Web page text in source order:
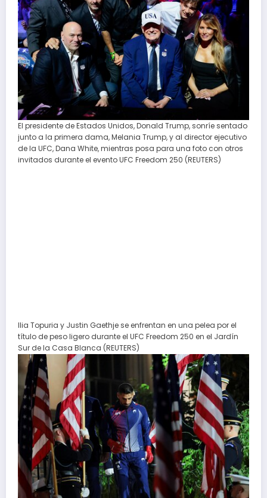
El presidente de Estados Unidos, Donald Trump, sonríe sentado
junto a la primera dama, Melania Trump, y al director ejecutivo
de la UFC, Dana White, mientras posa para una foto con otros
invitados durante el evento UFC Freedom 250 (REUTERS)
Ilia Topuria y Justin Gaethje se enfrentan en una pelea por el
título de peso ligero durante el UFC Freedom 250 en el Jardín
Sur de la Casa Blanca (REUTERS)